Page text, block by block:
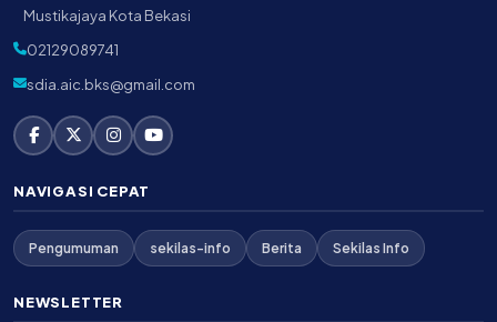
Mustikajaya Kota Bekasi
02129089741
sdia.aic.bks@gmail.com
NAVIGASI CEPAT
Pengumuman sekilas-info Berita Sekilas Info
NEWSLETTER